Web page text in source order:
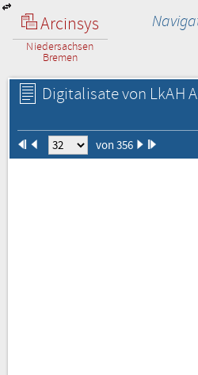
Arcinsys
Niedersachsen
Bremen
Digitalisate von LkAH
von 356